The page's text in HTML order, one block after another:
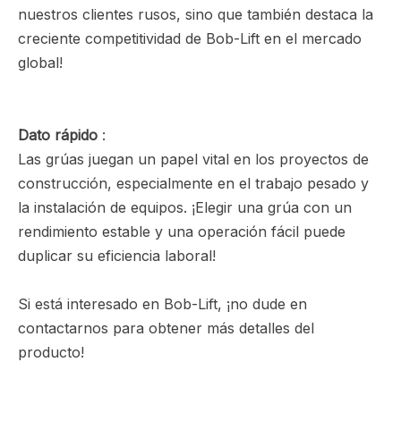
nuestros clientes rusos, sino que también destaca la
creciente competitividad de Bob-Lift en el mercado
global!
Dato rápido :
Las grúas juegan un papel vital en los proyectos de
construcción, especialmente en el trabajo pesado y
la instalación de equipos. ¡Elegir una grúa con un
rendimiento estable y una operación fácil puede
duplicar su eficiencia laboral!
Si está interesado en Bob-Lift, ¡no dude en
contactarnos para obtener más detalles del
producto!